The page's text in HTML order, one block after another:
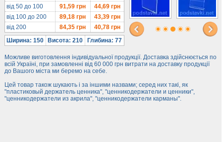
Інформ. стенди
Підлогові стійки
від 50 до 100
91,59 грн 44,69грн
від 100 до 200
89,18 грн 43,39грн
від 200
84,35 грн 40,78грн
Ширина: 150
Висота: 210 Глибина: 77
Можливе виготовлення індивідуальної продукції. Доставка здійснюється по
всій Україні, при замовленні від 60 000 грн витрати на доставку продукції
до Вашого міста ми беремо на себе.
Цей товар також шукають і за іншими назвами; серед них такі, як
"пластиковый держатель ценника", "ценникодержатели и ценники",
"ценникодержатели из акрила", "ценникодержатели карманы".